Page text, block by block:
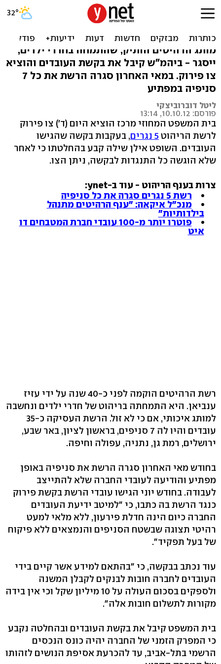
אחרי 40 שנה: צו פירוק לרשת
מותג הרהיטים הותיק, שהתמחה בחדרי ילדים,
ייסגר - ביהמ"ש קיבל את בקשת העובדים והוציא
צו פירוק. במאי האחרון סגרה הרשת את כל 7
סניפיה במפתיע
ליטל דוברוביצקי
פורסם: 10.10.12, 13:14
בית המשפט המחוזי מרכז הוציא היום (ד') צו פירוק
לרשת הריהוט 5 נגרים
, בעקבות בקשה שהגישו
העובדים. השופט אילן שילה קבע בהחלטתו כי לאחר
שלא הוגשה כל התנגדות לבקשה, ניתן הצו.
צרות בענף הריהוט - עוד ב-ynet:
רשת 5 נגרים סגרה את כל סניפיה
מנכ"ל איקאה: "ענף הרהיטים מתנהל
בילדותיות"
פוטרו יותר מ-100 עובדי חברת המטבחים דו
איט
רשת הרהיטים הוקמה לפני כ-40 שנה על ידי עזיז
ענביאן. היא התמחתה בריהוט של חדרי ילדים ונחשבה
למותג איכותי, אם כי לא זול. הרשת העסיקה כ-35
עובדים והיו לה 7 סניפים, בראשון לציון, באר שבע,
ירושלים, רמת גן, נתניה, עפולה וחיפה.
בחודש מאי האחרון סגרה הרשת את סניפיה באופן
מפתיע והודיעה לעובדי החברה שלא להתייצב
לעבודה. בחודש יוני הגישו עובדי הרשת בקשת פירוק
כנגד הרשת בה כתבו, כי "למיטב ידיעת העובדים
החברה כיום הינה חדלת פירעון, ללא מלאי למעט
רהיטי תצוגה שבשטח הסניפים והנמצאים ללא פיקוח
של בעל תפקיד".
עוד נכתב בבקשה, כי "בהתאם למידע אשר קיים בידי
העובדים לחברה חובות לבנקים לקבלן המשנה
ולספקים בסכום העולה על 10 מיליון שקל וכי אין בידה
מקורות לתשלום חובות אלה".
בית המשפט קיבל את בקשת העובדים ובהחלטה נקבע
כי המפרק הזמני של החברה יהיה כונס הנכסים
הרשמי בתל-אביב, עד להכרעת אסיפת הנושים לזהותו